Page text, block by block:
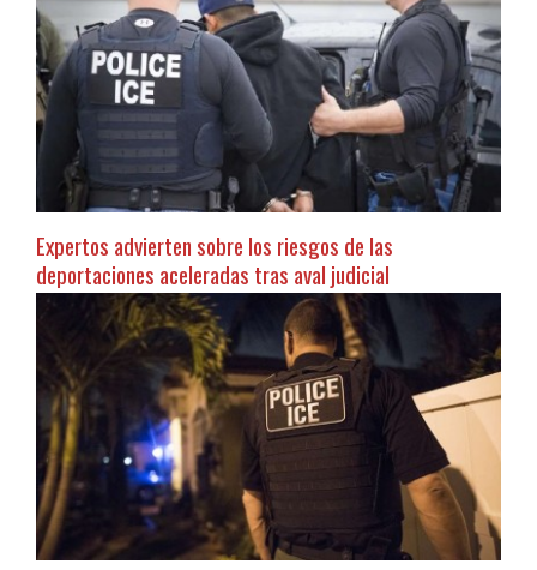
Expertos advierten sobre los riesgos de las
deportaciones aceleradas tras aval judicial